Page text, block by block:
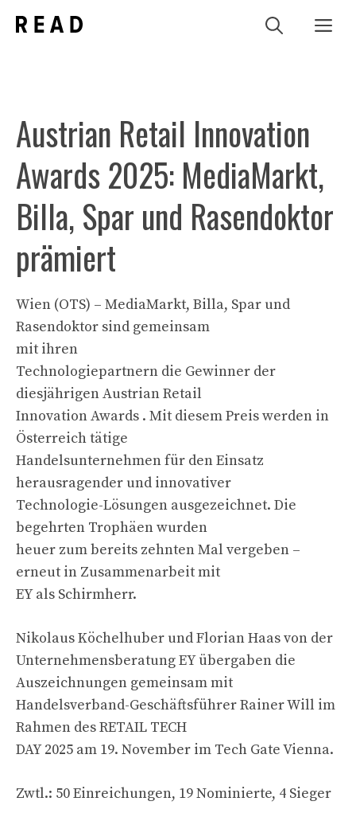
Inhalt
Austrian Retail Innovation
Awards 2025: MediaMarkt,
Billa, Spar und Rasendoktor
prämiert
Wien (OTS) – MediaMarkt, Billa, Spar und
Rasendoktor sind gemeinsam
mit ihren
Technologiepartnern die Gewinner der
diesjährigen Austrian Retail
Innovation Awards . Mit diesem Preis werden in
Österreich tätige
Handelsunternehmen für den Einsatz
herausragender und innovativer
Technologie-Lösungen ausgezeichnet. Die
begehrten Trophäen wurden
heuer zum bereits zehnten Mal vergeben –
erneut in Zusammenarbeit mit
EY als Schirmherr.
Nikolaus Köchelhuber und Florian Haas von der
Unternehmensberatung EY übergaben die
Auszeichnungen gemeinsam mit
Handelsverband-Geschäftsführer Rainer Will im
Rahmen des RETAIL TECH
DAY 2025 am 19. November im Tech Gate Vienna.
Zwtl.: 50 Einreichungen, 19 Nominierte, 4 Sieger